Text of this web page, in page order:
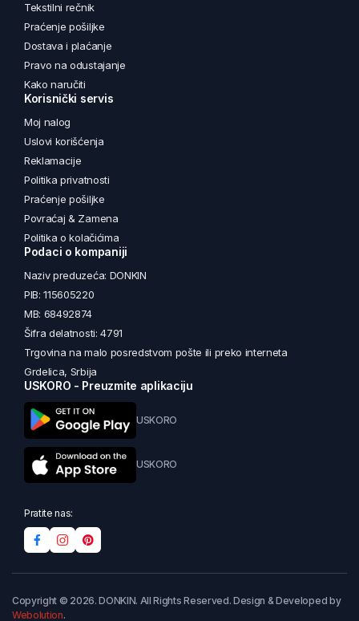
Tekstilni rečnik
Praćenje pošiljke
Dostava i plaćanje
Pravo na odustajanje
Kako naručiti
Korisnički servis
Moj nalog
Uslovi korišćenja
Reklamacije
Politika privatnosti
Praćenje pošiljke
Povraćaj & Zamena
Politika o kolačićima
Podaci o kompaniji
Naziv preduzeća: DONKIN
PIB: 115605220
MB: 68492874
Šifra delatnosti: 4791
Trgovina na malo posredstvom pošte ili preko interneta
Grdelica, Srbija
USKORO - Preuzmite aplikaciju
USKORO
USKORO
Pratite nas:
Copyright © 2026. DONKIN. All Rights Reserved. Design & Developed by
Webolution.